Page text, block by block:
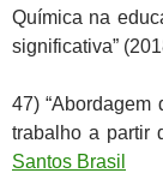
Química na
significativa”
47)
trabalho a partir
Santos Brasil